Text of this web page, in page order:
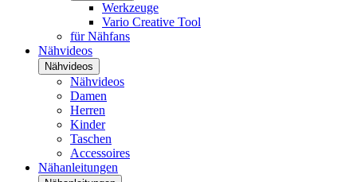
Werkzeuge
Vario Creative Tool
für Nähfans
Nähvideos
Nähvideos
Nähvideos
Damen
Herren
Kinder
Taschen
Accessoires
Nähanleitungen